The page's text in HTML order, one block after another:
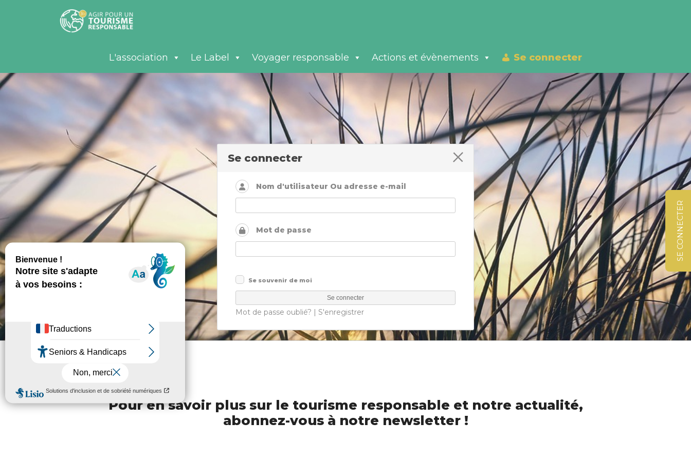
SE CONNECTER
L'association Le Label Voyager responsable Actions et évènements Se connecter
Se connecter
Nom d'utilisateur Ou adresse e-mail
Mot de passe
Se souvenir de moi
Mot de passe oublié? | S'enregistrer
Pour en savoir plus sur le tourisme responsable et notre actualité,
abonnez-vous à notre newsletter !